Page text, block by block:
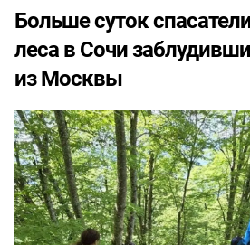
Больше суток
леса в Сочи
из Москвы